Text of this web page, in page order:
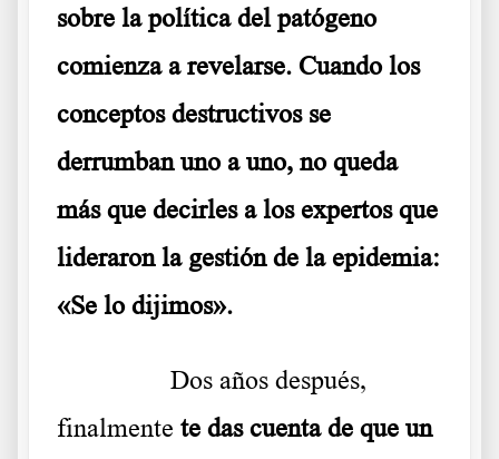
sobre la política del patógeno
comienza a revelarse. Cuando los
conceptos destructivos se
derrumban uno a uno, no queda
más que decirles a los expertos que
lideraron la gestión de la epidemia:
«Se lo dijimos».
Dos años después,
finalmente te das cuenta de que un